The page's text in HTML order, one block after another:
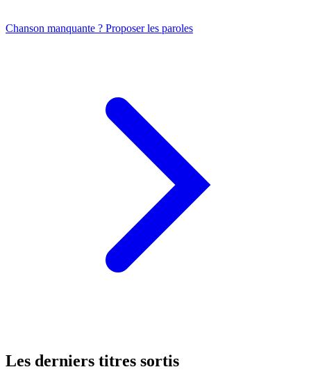
Chanson manquante ? Proposer les paroles
Les derniers titres sortis